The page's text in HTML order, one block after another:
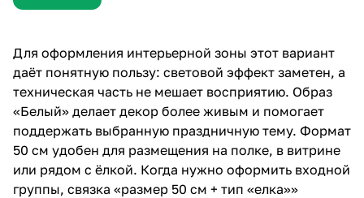
Для оформления интерьерной зоны этот вариант
даёт понятную пользу: световой эффект заметен, а
техническая часть не мешает восприятию. Образ
«Белый» делает декор более живым и помогает
поддержать выбранную праздничную тему. Формат
50 см удобен для размещения на полке, в витрине
или рядом с ёлкой. Когда нужно оформить входной
группы, связка «размер 50 см + тип «елка»»